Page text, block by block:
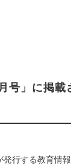
号」に掲載
発行する教育情